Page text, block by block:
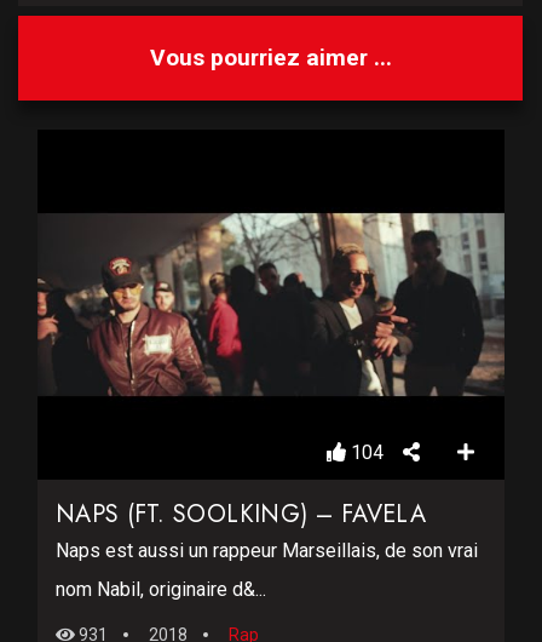
Vous pourriez aimer ...
104
NAPS (FT. SOOLKING) – FAVELA
Naps est aussi un rappeur Marseillais, de son vrai
nom Nabil, originaire d&...
931 2018 Rap